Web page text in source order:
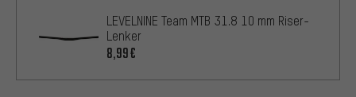
LEVELNINE Team MTB 31.8 10 mm Riser-
Lenker
8,99€